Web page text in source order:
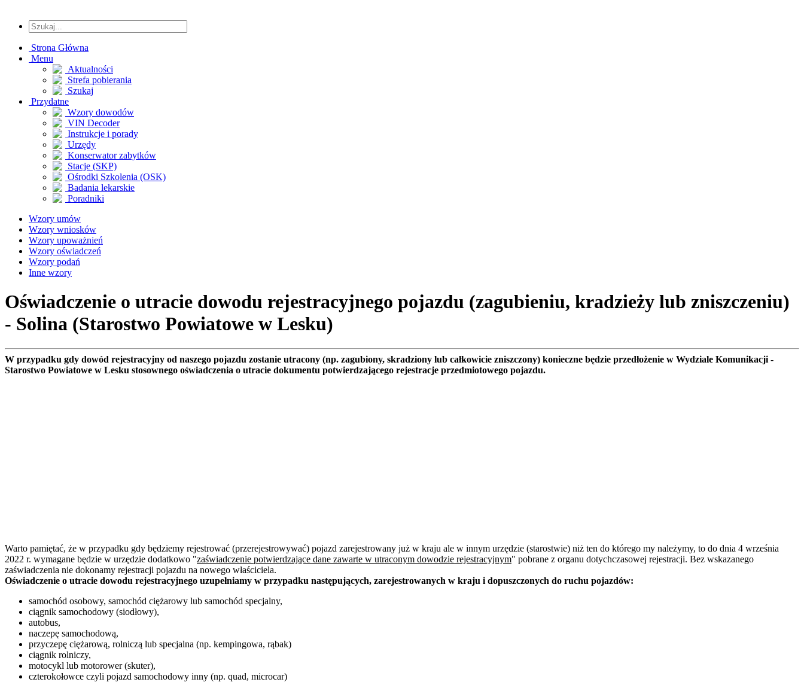
Strona Główna
Menu
Aktualności
Strefa pobierania
Szukaj
Przydatne
Wzory dowodów
VIN Decoder
Instrukcje i porady
Urzędy
Konserwator zabytków
Stacje (SKP)
Ośrodki Szkolenia (OSK)
Badania lekarskie
Poradniki
Wzory umów
Wzory wniosków
Wzory upoważnień
Wzory oświadczeń
Wzory podań
Inne wzory
Oświadczenie o utracie dowodu rejestracyjnego pojazdu (zagubieniu, kradzieży lub zniszczeniu)
- Solina (Starostwo Powiatowe w Lesku)
W przypadku gdy dowód rejestracyjny od naszego pojazdu zostanie utracony (np. zagubiony, skradziony lub całkowicie zniszczony) konieczne będzie przedłożenie w Wydziale Komunikacji -
Starostwo Powiatowe w Lesku stosownego oświadczenia o utracie dokumentu potwierdzającego rejestracje przedmiotowego pojazdu.
Warto pamiętać, że w przypadku gdy będziemy rejestrować (przerejestrowywać) pojazd zarejestrowany już w kraju ale w innym urzędzie (starostwie) niż ten do którego my należymy, to do dnia 4 września
2022 r. wymagane będzie w urzędzie dodatkowo "zaświadczenie potwierdzające dane zawarte w utraconym dowodzie rejestracyjnym" pobrane z organu dotychczasowej rejestracji. Bez wskazanego
zaświadczenia nie dokonamy rejestracji pojazdu na nowego właściciela.
Oświadczenie o utracie dowodu rejestracyjnego uzupełniamy w przypadku następujących, zarejestrowanych w kraju i dopuszczonych do ruchu pojazdów:
samochód osobowy, samochód ciężarowy lub samochód specjalny,
ciągnik samochodowy (siodłowy),
autobus,
naczepę samochodową,
przyczepę ciężarową, rolniczą lub specjalna (np. kempingowa, rąbak)
ciągnik rolniczy,
motocykl lub motorower (skuter),
czterokołowce czyli pojazd samochodowy inny (np. quad, microcar)